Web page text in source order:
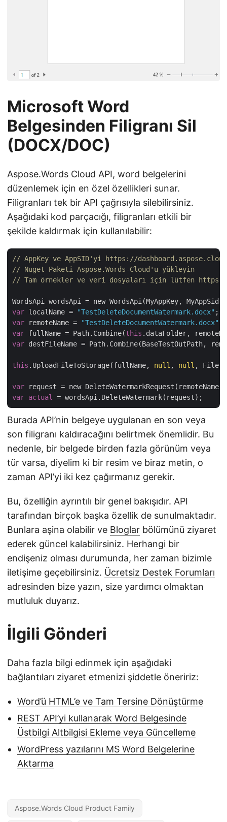
Microsoft Word
Belgesinden Filigranı Sil
(DOCX/DOC)
Aspose.Words Cloud API, word belgelerini
düzenlemek için en özel özellikleri sunar.
Filigranları tek bir API çağrısıyla silebilirsiniz.
Aşağıdaki kod parçacığı, filigranları etkili bir
şekilde kaldırmak için kullanılabilir:
// AppKey ve AppSID'yi https://
// Nuget Paketi Aspose.Words-Cloud'u yükleyin
// Tam örnekler ve veri dosyaları için lütfen https://
var localName = "TestDeleteDocumentWatermark.docx"
var remoteName = "TestDeleteDocumentWatermark.docx"
var fullName = Path.Combine(this
var destFileName = Path.Combine(BaseTestOutPath,
this .UploadFileToStorage(fullName, null , null ,
var request = new DeleteWatermarkRequest(remoteName,
var actual
Burada API’nin belgeye uygulanan en son veya
son filigranı kaldıracağını belirtmek önemlidir. Bu
nedenle, bir belgede birden fazla görünüm veya
tür varsa, diyelim ki bir resim ve biraz metin, o
zaman API’yi iki kez çağırmanız gerekir.
Bu, özelliğin ayrıntılı bir genel bakışıdır. API
tarafından birçok başka özellik de sunulmaktadır.
Bunlara aşina olabilir ve Bloglar bölümünü ziyaret
ederek güncel kalabilirsiniz. Herhangi bir
endişeniz olması durumunda, her zaman bizimle
iletişime geçebilirsiniz. Ücretsiz Destek Forumları
adresinden bize yazın, size yardımcı olmaktan
mutluluk duyarız.
İlgili Gönderi
Daha fazla bilgi edinmek için aşağıdaki
bağlantıları ziyaret etmenizi şiddetle öneririz:
Word’ü HTML’e ve Tam Tersine Dönüştürme
REST API’yi kullanarak Word Belgesinde
Üstbilgi Altbilgisi Ekleme veya Güncelleme
WordPress yazılarını MS Word Belgelerine
Aktarma
Aspose.Words Cloud Product Family